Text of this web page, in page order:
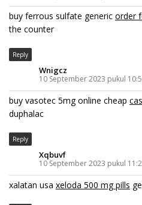
buy ferrous sulfate generic order
the counter
Reply
Wnigcz
10 September 2023 pukul
buy vasotec 5mg online cheap
duphalac
Reply
Xqbuvf
10 September 2023 pukul
xalatan usa xeloda 500 mg pills